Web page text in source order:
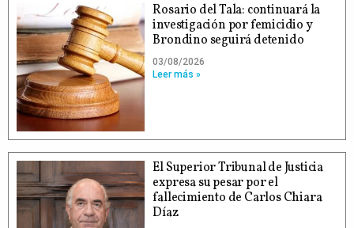
Rosario del Tala: continuará la
investigación por femicidio y
Brondino seguirá detenido
03/08/2026
Leer más »
El Superior Tribunal de Justicia
expresa su pesar por el
fallecimiento de Carlos Chiara
Díaz